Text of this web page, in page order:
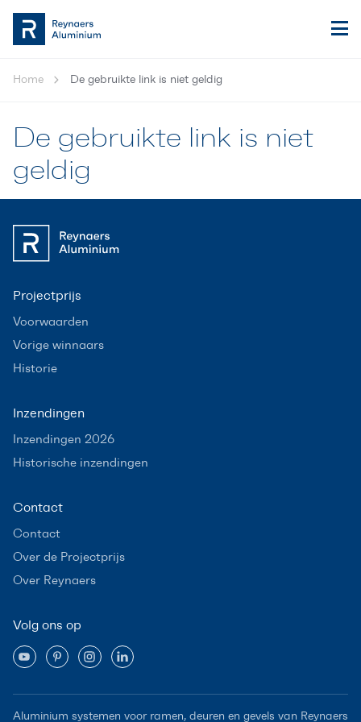
Home De gebruikte link is niet geldig
De gebruikte link is niet
geldig
Projectprijs
Voorwaarden
Vorige winnaars
Historie
Inzendingen
Inzendingen 2026
Historische inzendingen
Contact
Contact
Over de Projectprijs
Over Reynaers
Volg ons op
Aluminium systemen voor ramen, deuren en gevels van Reynaers